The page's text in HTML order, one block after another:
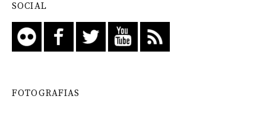
SOCIAL
FOTOGRAFIAS